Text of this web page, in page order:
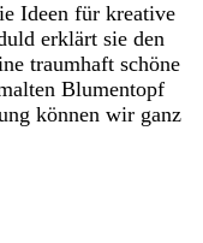
Ideen für kreative
erklärt sie den
traumhaft schöne
Blumentopf
können wir ganz